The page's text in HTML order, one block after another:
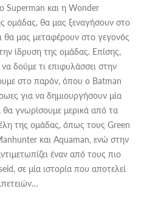
Superman και η Wonder
ομάδας, θα μας ξεναγήσουν στο
θα μας μεταφέρουν στο γεγονός
ίδρυση της ομάδας. Επίσης,
δούμε τι επιφυλάσσει στην
στο παρόν, όπου ο Batman
για να δημιουργήσουν μία
θα γνωρίσουμε μερικά από τα
της ομάδας, όπως τους Green
και Aquaman, ενώ στην
έναν από τους πιο
σε μία ιστορία που αποτελεί